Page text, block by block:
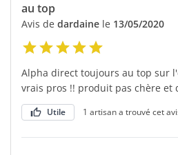
au top
Avis de dardaine le 13/05/2020
Alpha direct toujours au top sur
vrais pros !! produit pas chère et
Utile 1 artisan a trouvé cet